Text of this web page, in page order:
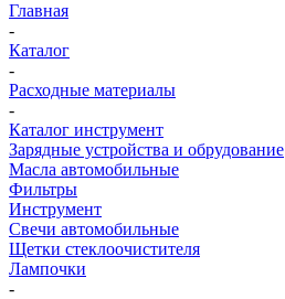
Главная
-
Каталог
-
Расходные материалы
-
Каталог инструмент
Зарядные устройства и обрудование
Масла автомобильные
Фильтры
Инструмент
Свечи автомобильные
Щетки стеклоочистителя
Лампочки
-